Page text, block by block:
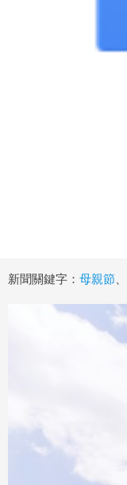
新聞關鍵字： 母親節